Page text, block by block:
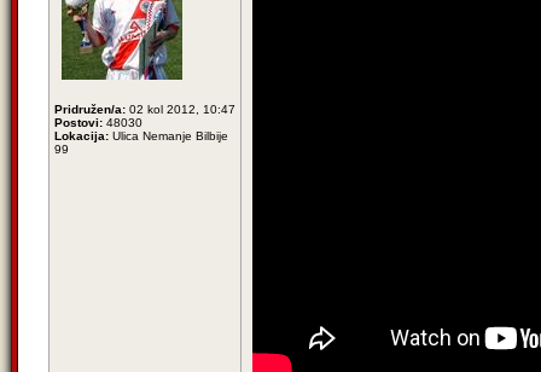
Pridružen/a: 02 kol 2012, 10:47
Postovi: 48030
Lokacija: Ulica Nemanje Bilbije
99